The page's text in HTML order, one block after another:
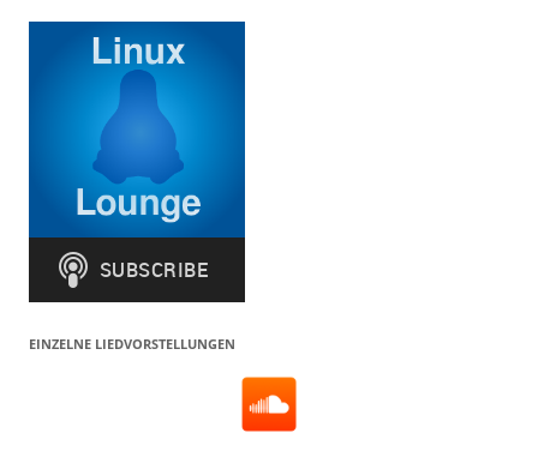
EINZELNE LIEDVORSTELLUNGEN